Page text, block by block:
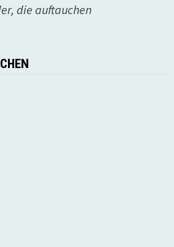
die auftauchen